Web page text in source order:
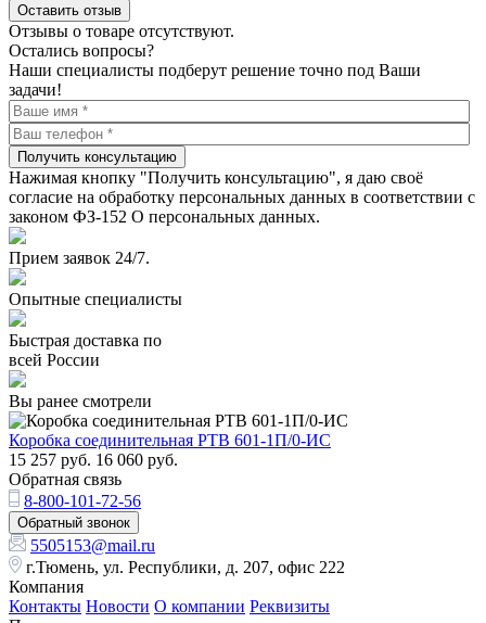
Оставить отзыв
Отзывы о товаре отсутствуют.
Остались вопросы?
Наши специалисты подберут решение точно под Ваши
задачи!
Получить консультацию
Нажимая кнопку "Получить консультацию", я даю своё
согласие на обработку персональных данных в соответствии с
законом ФЗ-152 О персональных данных.
Прием заявок 24/7.
Опытные специалисты
Быстрая доставка по
всей России
Вы ранее смотрели
Коробка соединительная РТВ 601-1П/0-ИС
15 257 руб. 16 060 руб.
Обратная связь
8-800-101-72-56
Обратный звонок
5505153@mail.ru
г.Тюмень, ул. Республики, д. 207, офис 222
Компания
Контакты Новости О компании Реквизиты